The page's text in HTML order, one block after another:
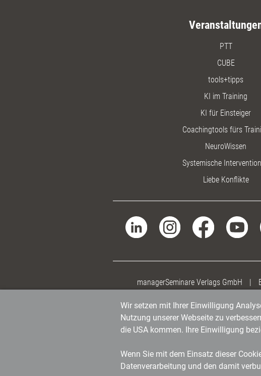
PTT
CUBE
tools+tipps
KI im Training
KI für Einsteiger
Coachingtools fürs
NeuroWissen
Systemische
Liebe Konflikte
managerSeminare Verlags GmbH |
Wir setzen mit Ihrer Einwilligung
Nutzung unserer Webseite zu
die USA kommen. Ihre Einwilligung
Wenn Sie mit dem Einsatz dieser
Datenverarbeitung und den damit